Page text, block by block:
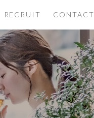
RECRUIT CONTACT